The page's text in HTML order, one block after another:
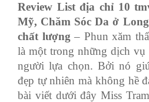
Review List địa chỉ 10
Mỹ, Chăm Sóc Da ở
chất lượng – Phun xăm
là một trong những dịch
người lựa chọn. Bởi nó
đẹp tự nhiên mà không hề
bài viết dưới đây Miss